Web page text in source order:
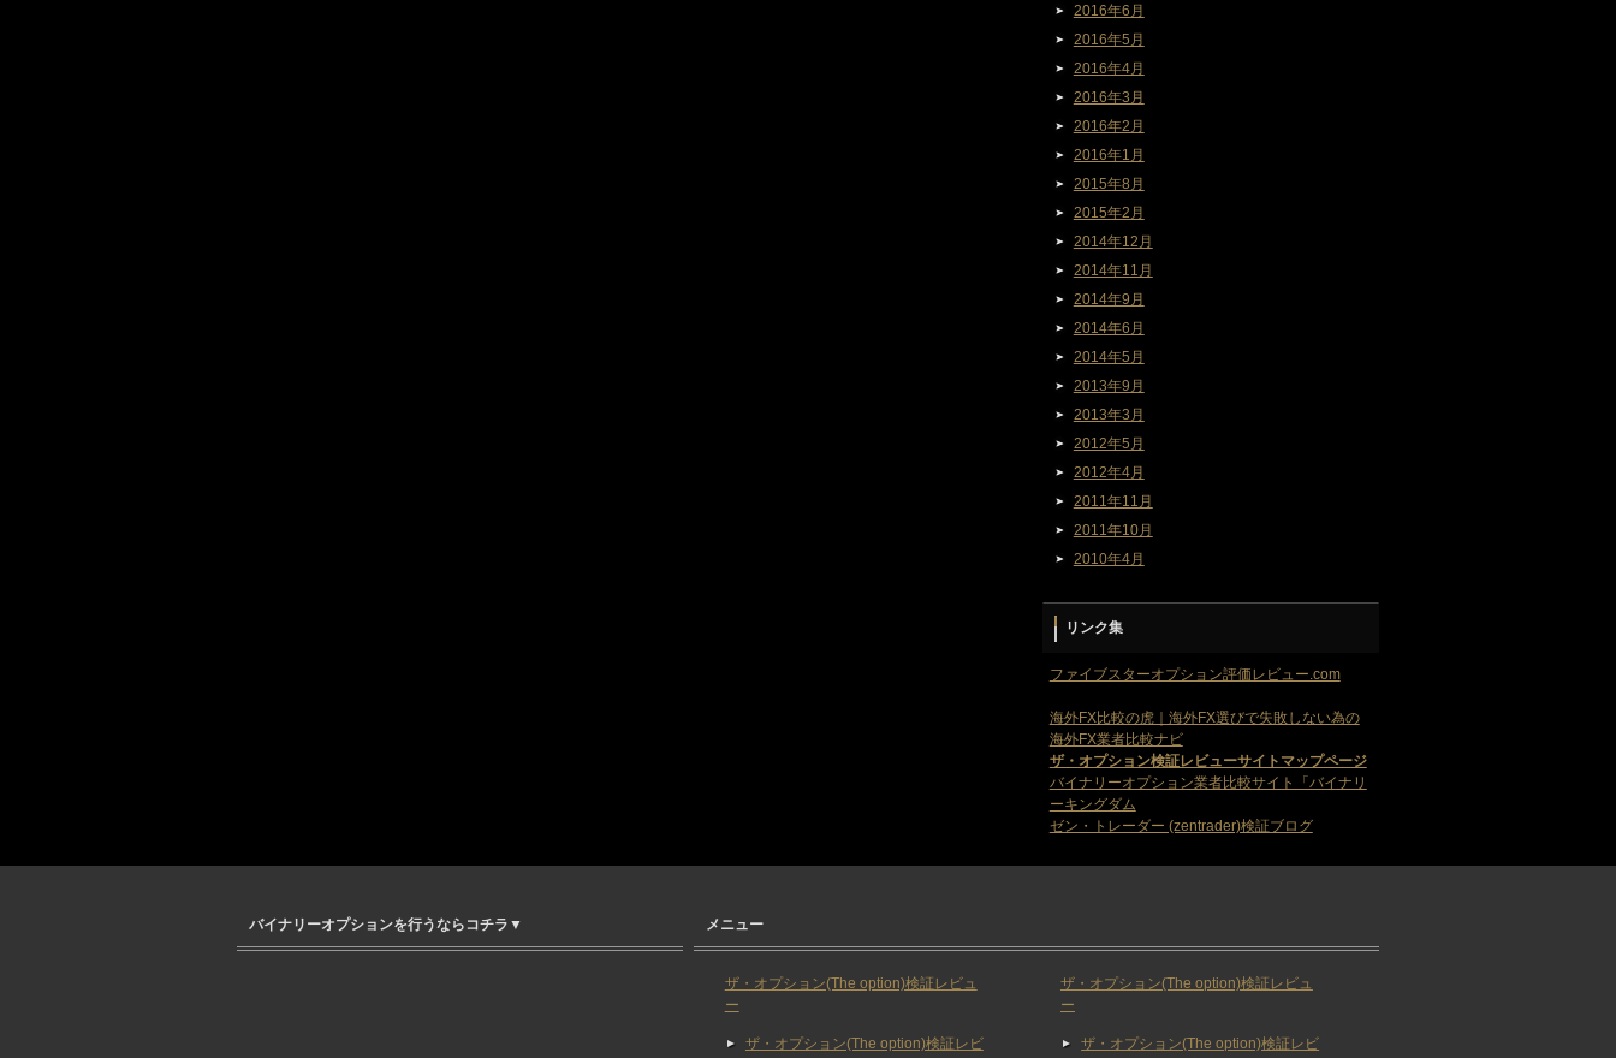
2016年6月
2016年5月
2016年4月
2016年3月
2016年2月
2016年1月
2015年8月
2015年2月
2014年12月
2014年11月
2014年9月
2014年6月
2014年5月
2013年9月
2013年3月
2012年5月
2012年4月
2011年11月
2011年10月
2010年4月
リンク集
ファイブスターオプション評価レビュー.com
海外FX比較の虎｜海外FX選びで失敗しない為の
海外FX業者比較ナビ
ザ・オプション検証レビューサイトマップページ
バイナリーオプション業者比較サイト「バイナリ
ーキングダム
ゼン・トレーダー (zentrader)検証ブログ
バイナリーオプションを行うならコチラ▼ メニュー
ザ・オプション(The option)検証レビュ
ー
ザ・オプション(The option)検証レビ
ザ・オプション(The option)検証レビュ
ー
ザ・オプション(The option)検証レビ